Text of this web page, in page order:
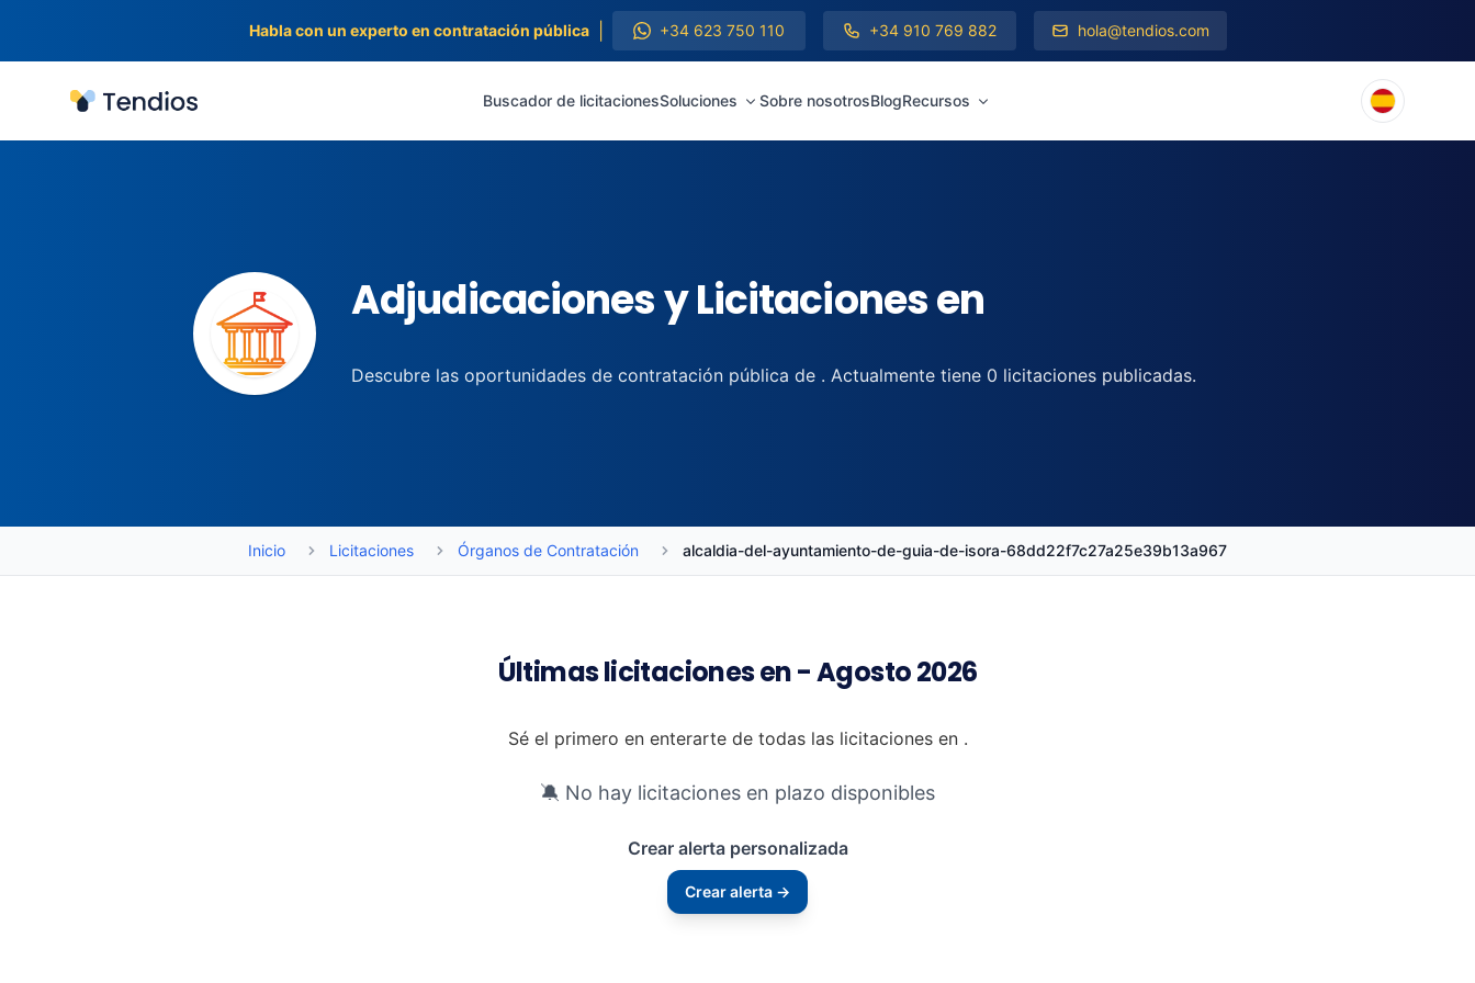
Habla con un experto en contratación pública +34 623 750 110 +34 910 769 882 hola@tendios.com
Tendios Buscador de licitacionesSoluciones Sobre nosotrosBlogRecursos
Adjudicaciones y Licitaciones en
Descubre las oportunidades de contratación pública de . Actualmente tiene 0 licitaciones publicadas.
Inicio Licitaciones Órganos de Contratación alcaldia-del-ayuntamiento-de-guia-de-isora-68dd22f7c27a25e39b13a967
Últimas licitaciones en - Agosto 2026
Sé el primero en enterarte de todas las licitaciones en .
🔕 No hay licitaciones en plazo disponibles
Crear alerta personalizada
Crear alerta →